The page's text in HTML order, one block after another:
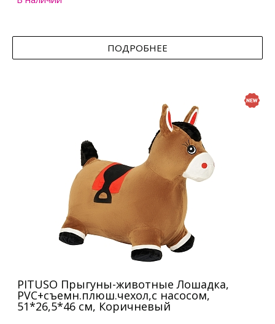
ПОДРОБНЕЕ
PITUSO Прыгуны-животные Лошадка,
PVC+съемн.плюш.чехол,с насосом,
51*26,5*46 см, Коричневый